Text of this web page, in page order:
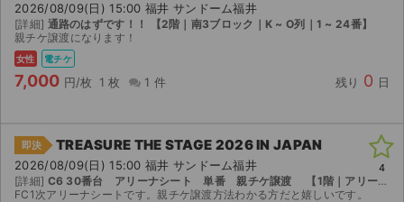
イベント
スポーツ
演劇・ミュージカル
ご利用ガイド
ご利用ガイド
2026/08/09(日) 15:00 福井 サンドーム福井
[詳細] 通路のはずです！！ 【2階｜南3ブロック｜K ~ O列｜1 ~ 24番】
親チケ譲渡になります！
女性 電チケ
7,000 円/枚 1 枚 1 件 残り 0 日
即決 TREASURE THE STAGE 2026 IN JAPAN
2026/08/09(日) 15:00 福井 サンドーム福井
[詳細] C6 30番台 アリーナシート 単番 親チケ譲渡 【1階｜アリーナ席】
FC1次アリーナシートです。親チケ譲渡方法わかる方だと嬉しいです。
4